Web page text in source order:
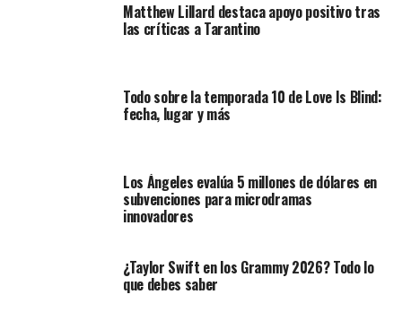
Matthew Lillard destaca apoyo positivo tras
las críticas a Tarantino
Todo sobre la temporada 10 de Love Is Blind:
fecha, lugar y más
Los Ángeles evalúa 5 millones de dólares en
subvenciones para microdramas
innovadores
¿Taylor Swift en los Grammy 2026? Todo lo
que debes saber